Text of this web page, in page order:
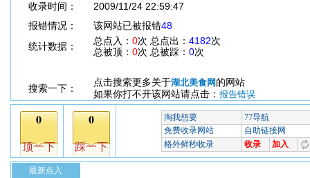
收录时间：
2009/11/24 22:59:47
报错情况：
该网站已被报错48
统计数据：
总点入： 0次 总点出： 4182次
总被顶： 0次 总被踩： 0次
搜索一下：
点击搜索更多关于湖北美食网 的网站
如果你打不开该网站请点击： 报告错误
最新点入